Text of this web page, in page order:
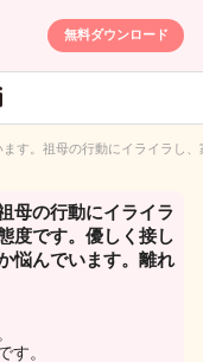
無料ダウンロード
す。祖母の行動にイライラし
母の行動にイライラ
度です。優しく接し
悩んでいます。離れ
す。